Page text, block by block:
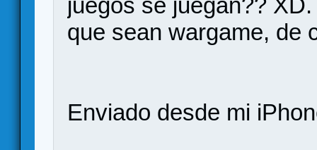
que sean wargame, de
Enviado desde mi